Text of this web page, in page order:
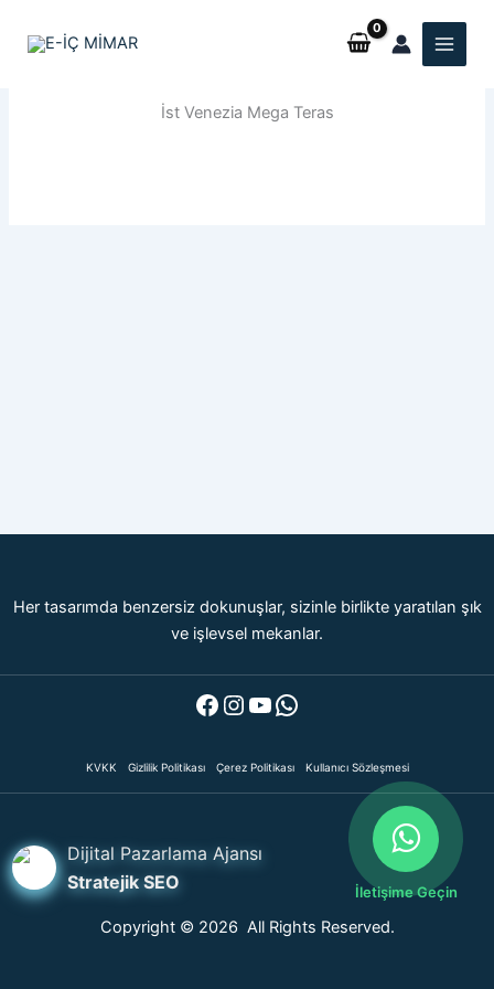
İletişime Geçin
İst Venezia Mega Teras
Her tasarımda benzersiz dokunuşlar, sizinle birlikte yaratılan şık
ve işlevsel mekanlar.
Facebook
Instagram
YouTube
WhatsApp
KVKK Gizlilik Politikası Çerez Politikası Kullanıcı Sözleşmesi
Dijital Pazarlama Ajansı
Stratejik SEO
Copyright © 2026 All Rights Reserved.